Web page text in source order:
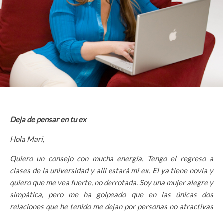
Deja de pensar en tu ex
Hola Mari,
Quiero un consejo con mucha energía. Tengo el regreso a
clases de la universidad y allí estará mi ex. El ya tiene novia y
quiero que me vea fuerte, no derrotada. Soy una mujer alegre y
simpática, pero me ha golpeado que en las únicas dos
relaciones que he tenido me dejan por personas no atractivas